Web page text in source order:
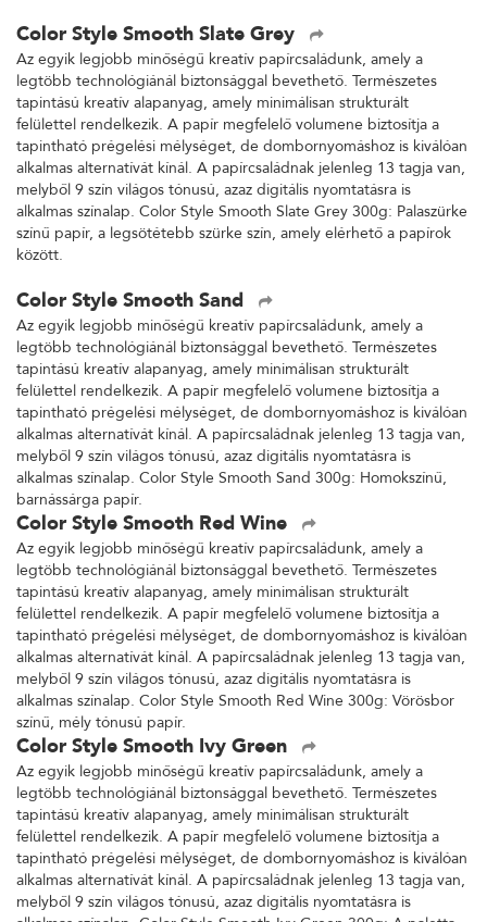
Color Style Smooth Slate Grey
Az egyik legjobb minőségű kreatív papírcsaládunk, amely a
legtöbb technológiánál biztonsággal bevethető. Természetes
tapintású kreatív alapanyag, amely minimálisan strukturált
felülettel rendelkezik. A papír megfelelő volumene biztosítja a
tapintható prégelési mélységet, de dombornyomáshoz is kiválóan
alkalmas alternatívát kínál. A papírcsaládnak jelenleg 13 tagja van,
melyből 9 szín világos tónusú, azaz digitális nyomtatásra is
alkalmas színalap. Color Style Smooth Slate Grey 300g: Palaszürke
színű papír, a legsötétebb szürke szín, amely elérhető a papírok
között.
Color Style Smooth Sand
Az egyik legjobb minőségű kreatív papírcsaládunk, amely a
legtöbb technológiánál biztonsággal bevethető. Természetes
tapintású kreatív alapanyag, amely minimálisan strukturált
felülettel rendelkezik. A papír megfelelő volumene biztosítja a
tapintható prégelési mélységet, de dombornyomáshoz is kiválóan
alkalmas alternatívát kínál. A papírcsaládnak jelenleg 13 tagja van,
melyből 9 szín világos tónusú, azaz digitális nyomtatásra is
alkalmas színalap. Color Style Smooth Sand 300g: Homokszínű,
barnássárga papír.
Color Style Smooth Red Wine
Az egyik legjobb minőségű kreatív papírcsaládunk, amely a
legtöbb technológiánál biztonsággal bevethető. Természetes
tapintású kreatív alapanyag, amely minimálisan strukturált
felülettel rendelkezik. A papír megfelelő volumene biztosítja a
tapintható prégelési mélységet, de dombornyomáshoz is kiválóan
alkalmas alternatívát kínál. A papírcsaládnak jelenleg 13 tagja van,
melyből 9 szín világos tónusú, azaz digitális nyomtatásra is
alkalmas színalap. Color Style Smooth Red Wine 300g: Vörösbor
színű, mély tónusú papír.
Color Style Smooth Ivy Green
Az egyik legjobb minőségű kreatív papírcsaládunk, amely a
legtöbb technológiánál biztonsággal bevethető. Természetes
tapintású kreatív alapanyag, amely minimálisan strukturált
felülettel rendelkezik. A papír megfelelő volumene biztosítja a
tapintható prégelési mélységet, de dombornyomáshoz is kiválóan
alkalmas alternatívát kínál. A papírcsaládnak jelenleg 13 tagja van,
melyből 9 szín világos tónusú, azaz digitális nyomtatásra is